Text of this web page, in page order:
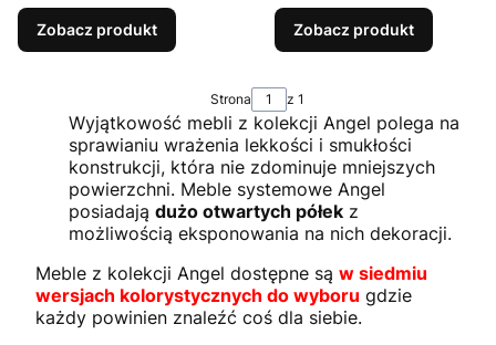
Zobacz produkt Zobacz produkt
Strona z 1
Wyjątkowość mebli z kolekcji Angel polega na
sprawianiu wrażenia lekkości i smukłości
konstrukcji, która nie zdominuje mniejszych
powierzchni. Meble systemowe Angel
posiadają dużo otwartych półek z
możliwością eksponowania na nich dekoracji.
Meble z kolekcji Angel dostępne są w siedmiu
wersjach kolorystycznych do wyboru gdzie
każdy powinien znaleźć coś dla siebie.